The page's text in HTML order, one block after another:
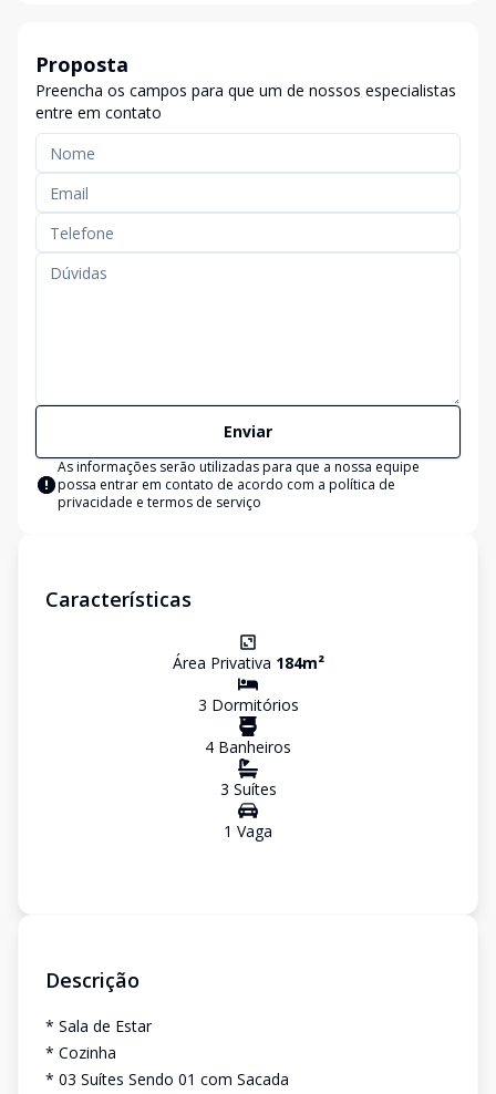
Proposta
Preencha os campos para que um de nossos especialistas
entre em contato
Enviar
As informações serão utilizadas para que a nossa equipe
possa entrar em contato de acordo com a política de
privacidade e termos de serviço
Características
Área Privativa 184m²
3 Dormitórios
4 Banheiros
3 Suítes
1 Vaga
Descrição
* Sala de Estar
* Cozinha
* 03 Suítes Sendo 01 com Sacada